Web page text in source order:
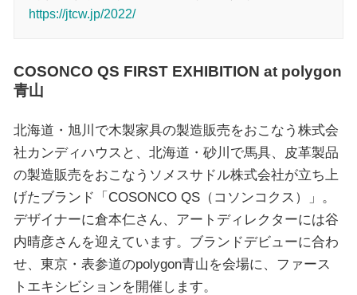
https://jtcw.jp/2022/
COSONCO QS FIRST EXHIBITION at polygon
青山
北海道・旭川で木製家具の製造販売をおこなう株式会
社カンディハウスと、北海道・砂川で馬具、皮革製品
の製造販売をおこなうソメスサドル株式会社が立ち上
げたブランド「COSONCO QS（コソンコクス）」。
デザイナーに倉本仁さん、アートディレクターには谷
内晴彦さんを迎えています。ブランドデビューに合わ
せ、東京・表参道のpolygon青山を会場に、ファース
トエキシビションを開催します。